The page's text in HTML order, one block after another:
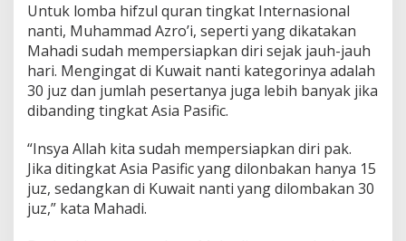
Untuk lomba hifzul quran tingkat Internasional
nanti, Muhammad Azro’i, seperti yang dikatakan
Mahadi sudah mempersiapkan diri sejak jauh-jauh
hari. Mengingat di Kuwait nanti kategorinya adalah
30 juz dan jumlah pesertanya juga lebih banyak jika
dibanding tingkat Asia Pasific.
“Insya Allah kita sudah mempersiapkan diri pak.
Jika ditingkat Asia Pasific yang dilonbakan hanya 15
juz, sedangkan di Kuwait nanti yang dilombakan 30
juz,” kata Mahadi.